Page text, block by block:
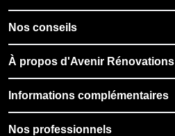
Nos conseils
À propos d'Avenir Rénovations
Informations complémentaires
Nos professionnels